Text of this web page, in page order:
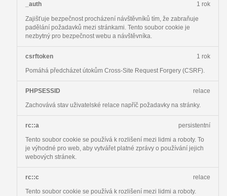
_auth
Zajišťuje bezpečnost procházení návštěvníků tím, že zabraňuje
padělání požadavků mezi stránkami. Tento soubor cookie je
nezbytný pro bezpečnost webu a návštěvníka.
1 rok
csrftoken
Pomáhá předcházet útokům Cross-Site Request Forgery (CSRF).
1 rok
PHPSESSID
Zachovává stav uživatelské relace napříč požadavky na stránky.
relace
rc::a
Tento soubor cookie se používá k rozlišení mezi lidmi a roboty. To
je výhodné pro web, aby vytvářet platné zprávy o používání jejich
webových stránek.
persistentní
rc::c
Tento soubor cookie se používá k rozlišení mezi lidmi a roboty.
relace